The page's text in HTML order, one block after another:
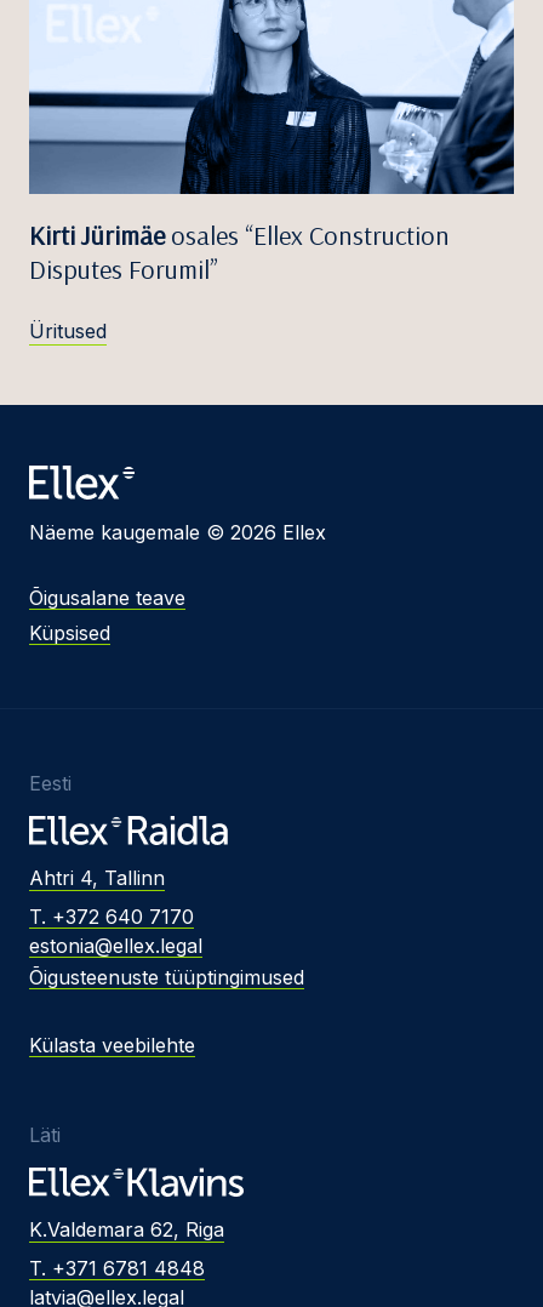
Kirti Jürimäeosales “Ellex Construction
Disputes Forumil”
Üritused
Näeme kaugemale © 2026 Ellex
Õigusalane teave
Küpsised
Eesti
Ahtri 4, Tallinn
T. +372 640 7170
estonia@ellex.legal
Õigusteenuste tüüptingimused
Külasta veebilehte
Läti
K.Valdemara 62, Riga
T. +371 6781 4848
latvia@ellex.legal